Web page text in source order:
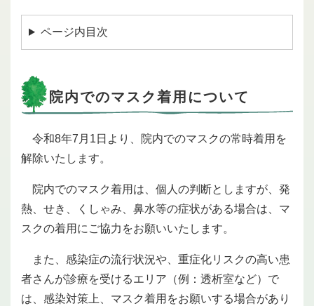
文
ページ内目次
院内でのマスク着用について
令和8年7月1日より、院内でのマスクの常時着用を
解除いたします。
院内でのマスク着用は、個人の判断としますが、発
熱、せき、くしゃみ、鼻水等の症状がある場合は、マ
スクの着用にご協力をお願いいたします。
また、感染症の流行状況や、重症化リスクの高い患
者さんが診療を受けるエリア（例：透析室など）で
は、感染対策上、マスク着用をお願いする場合があり